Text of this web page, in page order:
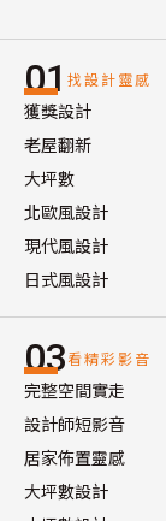
01 找設計靈感
獲獎設計
老屋翻新
大坪數
北歐風設計
現代風設計
日式風設計
03看精彩影音
完整空間實走
設計師短影音
居家佈置靈感
大坪數設計